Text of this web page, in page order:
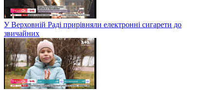
У Верховній Раді прирівняли електронні сигарети до
звичайних